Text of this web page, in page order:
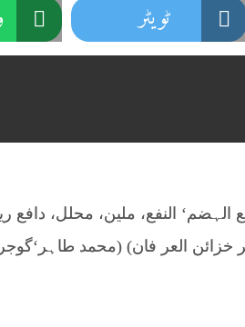
کو پیش ہونے کا حکم
چارسدہ
متاثرین
خاک
ٹویٹر
النفع، ملین، محلل، دافع
خزائن العر فان) (محمد